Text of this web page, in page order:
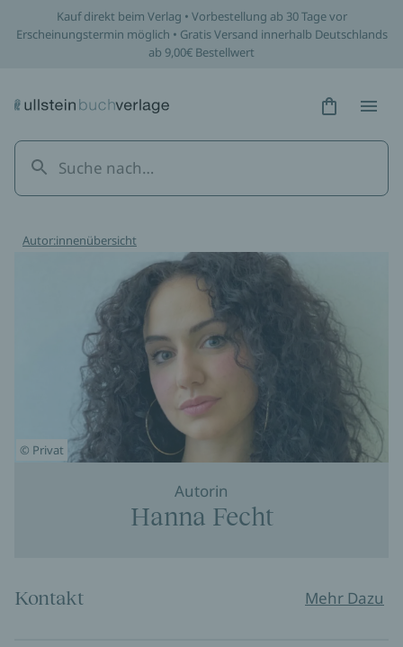
Kauf direkt beim Verlag • Vorbestellung ab 30 Tage vor
Erscheinungstermin möglich • Gratis Versand innerhalb Deutschlands
ab 9,00€ Bestellwert
Hidden
Autor:innenübersicht
© Privat
Autorin
Hanna Fecht
Kontakt Mehr Dazu